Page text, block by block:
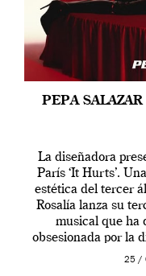
PEPA
La diseñadora
París ‘It Hurts’.
estética del tercer
Rosalía lanza su
musical que ha
obsesionada por la
25 /